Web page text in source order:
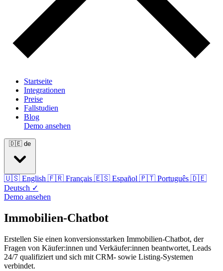
Startseite
Integrationen
Preise
Fallstudien
Blog
Demo ansehen
🇩🇪 de
🇺🇸 English 🇫🇷 Français 🇪🇸 Español 🇵🇹 Português 🇩🇪
Deutsch ✓
Demo ansehen
Immobilien-Chatbot
Erstellen Sie einen konversionsstarken Immobilien-Chatbot, der
Fragen von Käufer:innen und Verkäufer:innen beantwortet, Leads
24/7 qualifiziert und sich mit CRM- sowie Listing-Systemen
verbindet.